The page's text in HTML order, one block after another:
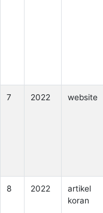
7 2022 website
8 2022
artikel
koran